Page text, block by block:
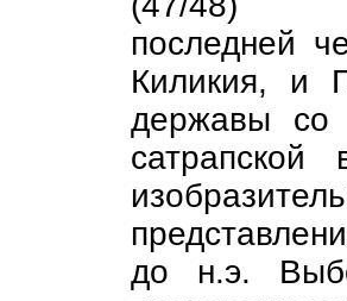
последней
Киликия, и
державы со
до н.э.